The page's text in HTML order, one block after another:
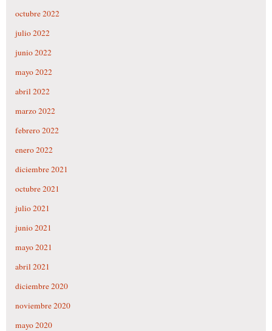
octubre 2022
julio 2022
junio 2022
mayo 2022
abril 2022
marzo 2022
febrero 2022
enero 2022
diciembre 2021
octubre 2021
julio 2021
junio 2021
mayo 2021
abril 2021
diciembre 2020
noviembre 2020
mayo 2020